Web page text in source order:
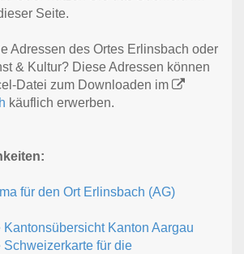
Seite.
Adressen des Ortes Erlinsbach oder
& Kultur? Diese Adressen können
Datei zum Downloaden im
käuflich erwerben.
für den Ort Erlinsbach (AG)
Kantonsübersicht Kanton Aargau
Schweizerkarte für die